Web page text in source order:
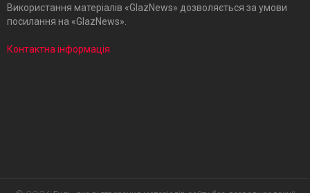
Використання матеріалів «GlazNews» дозволяється за умови
посилання на «GlazNews».
Контактна інформація